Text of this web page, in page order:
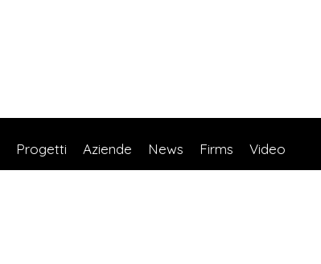
Progetti Aziende News Firms Video